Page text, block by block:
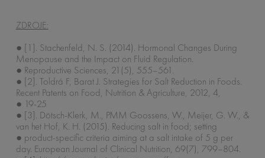
ZDROJE:
● [1]. Stachenfeld, N. S. (2014). Hormonal Changes During
Menopause and the Impact on Fluid Regulation.
● Reproductive Sciences, 21(5), 555–561.
● [2]. Toldrá F, Barat J. Strategies for Salt Reduction in Foods.
Recent Patents on Food, Nutrition & Agriculture, 2012, 4,
● 19-25
● [3]. Dötsch-Klerk, M., PMM Goossens, W., Meijer, G. W., &
van het Hof, K. H. (2015). Reducing salt in food; setting
● product-specific criteria aiming at a salt intake of 5 g per
day. European Journal of Clinical Nutrition, 69(7), 799–804.